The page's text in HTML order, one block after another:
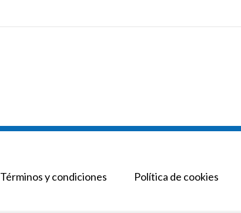
Términos y condiciones Política de cookies